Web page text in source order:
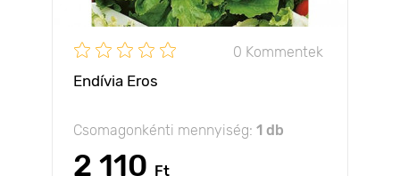
0 Kommentek
Endívia Eros
Csomagonkénti mennyiség: 1 db
2 110 Ft